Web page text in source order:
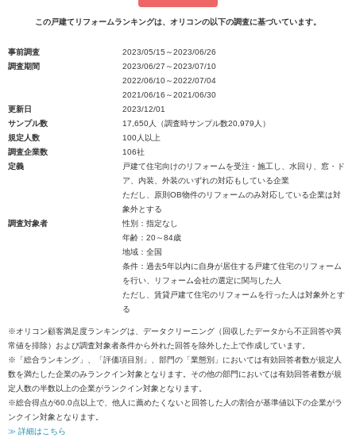
この戸建てリフォームランキングは、オリコンの以下の調査に基づいています。
事前調査
2023/05/15～2023/06/26
調査期間
2023/06/27～2023/07/10
2022/06/10～2022/07/04
2021/06/16～2021/06/30
更新日
2023/12/01
サンプル数
17,650人（調査時サンプル数20,979人）
規定人数
100人以上
調査企業数
106社
定義
戸建て住宅向けのリフォームを受注・施工し、水回り、窓・ド
ア、内装、外装のいずれの対応もしている企業
ただし、原則OB物件のリフォームのみ対応している企業は対
象外とする
調査対象者
性別：指定なし
年齢：20～84歳
地域：全国
条件：過去5年以内に自身が居住する戸建て住宅のリフォーム
を行い、リフォーム会社の選定に関与した人
ただし、賃貸戸建て住宅のリフォームを行った人は対象外とす
る
※オリコン顧客満足度ランキングは、データクリーニング（回収したデータから不正回答や異
常値を排除）および調査対象者条件から外れた回答を除外した上で作成しています。
※「総合ランキング」、「評価項目別」、部門の「業態別」においては有効回答者数が規定人
数を満たした企業のみランクイン対象となります。その他の部門においては有効回答者数が規
定人数の半数以上の企業がランクイン対象となります。
※総合得点が60.0点以上で、他人に薦めたくないと回答した人の割合が基準値以下の企業がラ
ンクイン対象となります。
≫ 詳細はこちら